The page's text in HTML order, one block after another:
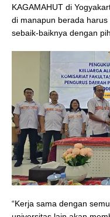
KAGAMAHUT di
di manapun berada
sebaik-baiknya dengan
“Kerja sama dengan